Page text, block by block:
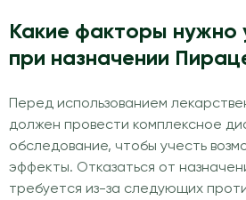
Какие факторы нужно
при назначении
Перед использованием
должен провести комплексное
обследование, чтобы учесть
эффекты. Отказаться от
требуется из-за следующих